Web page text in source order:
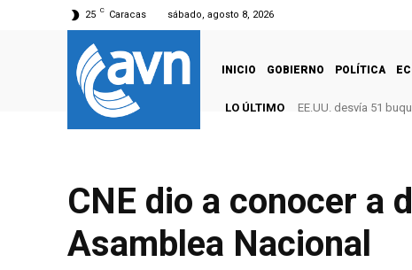
25 C Caracas sábado, agosto 8, 2026
INICIO GOBIERNO POLÍTICA
LO ÚLTIMO EE.UU. desvía 51
CNE dio a conocer a
Asamblea Nacional